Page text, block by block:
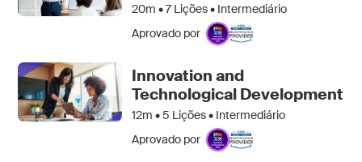
20m •7Lições • Intermediário
Aprovado por
Innovation and
Technological Development
12m •5 Lições • Intermediário
Aprovado por